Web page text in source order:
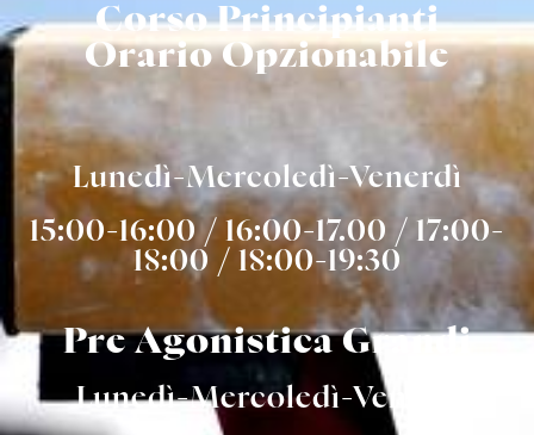
Corso Principianti
Orario Opzionabile
Lunedì-Mercoledì-Venerdì
15:00-16:00 / 16:00-17.00 / 17:00-
18:00 / 18:00-19:30
Pre Agonistica Grandi
Lunedì-Mercoledì-Venerdì